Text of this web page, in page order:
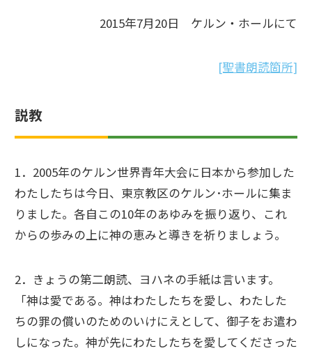
2015年7月20日 ケルン・ホールにて
[聖書朗読箇所]
説教
1．2005年のケルン世界青年大会に日本から参加した
わたしたちは今日、東京教区のケルン･ホールに集ま
りました。各自この10年のあゆみを振り返り、これ
からの歩みの上に神の恵みと導きを祈りましょう。
2．きょうの第二朗読、ヨハネの手紙は言います。
「神は愛である。神はわたしたちを愛し、わたした
ちの罪の償いのためのいけにえとして、御子をお遣わ
しになった。神が先にわたしたちを愛してくださった